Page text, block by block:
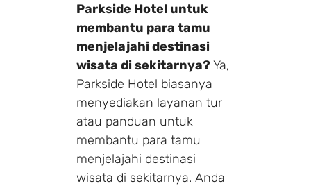
Parkside Hotel untuk
membantu para tamu
menjelajahi destinasi
wisata di sekitarnya?Ya,
Parkside Hotel biasanya
menyediakan layanan tur
atau panduan untuk
membantu para tamu
menjelajahi destinasi
wisata di sekitarnya. Anda